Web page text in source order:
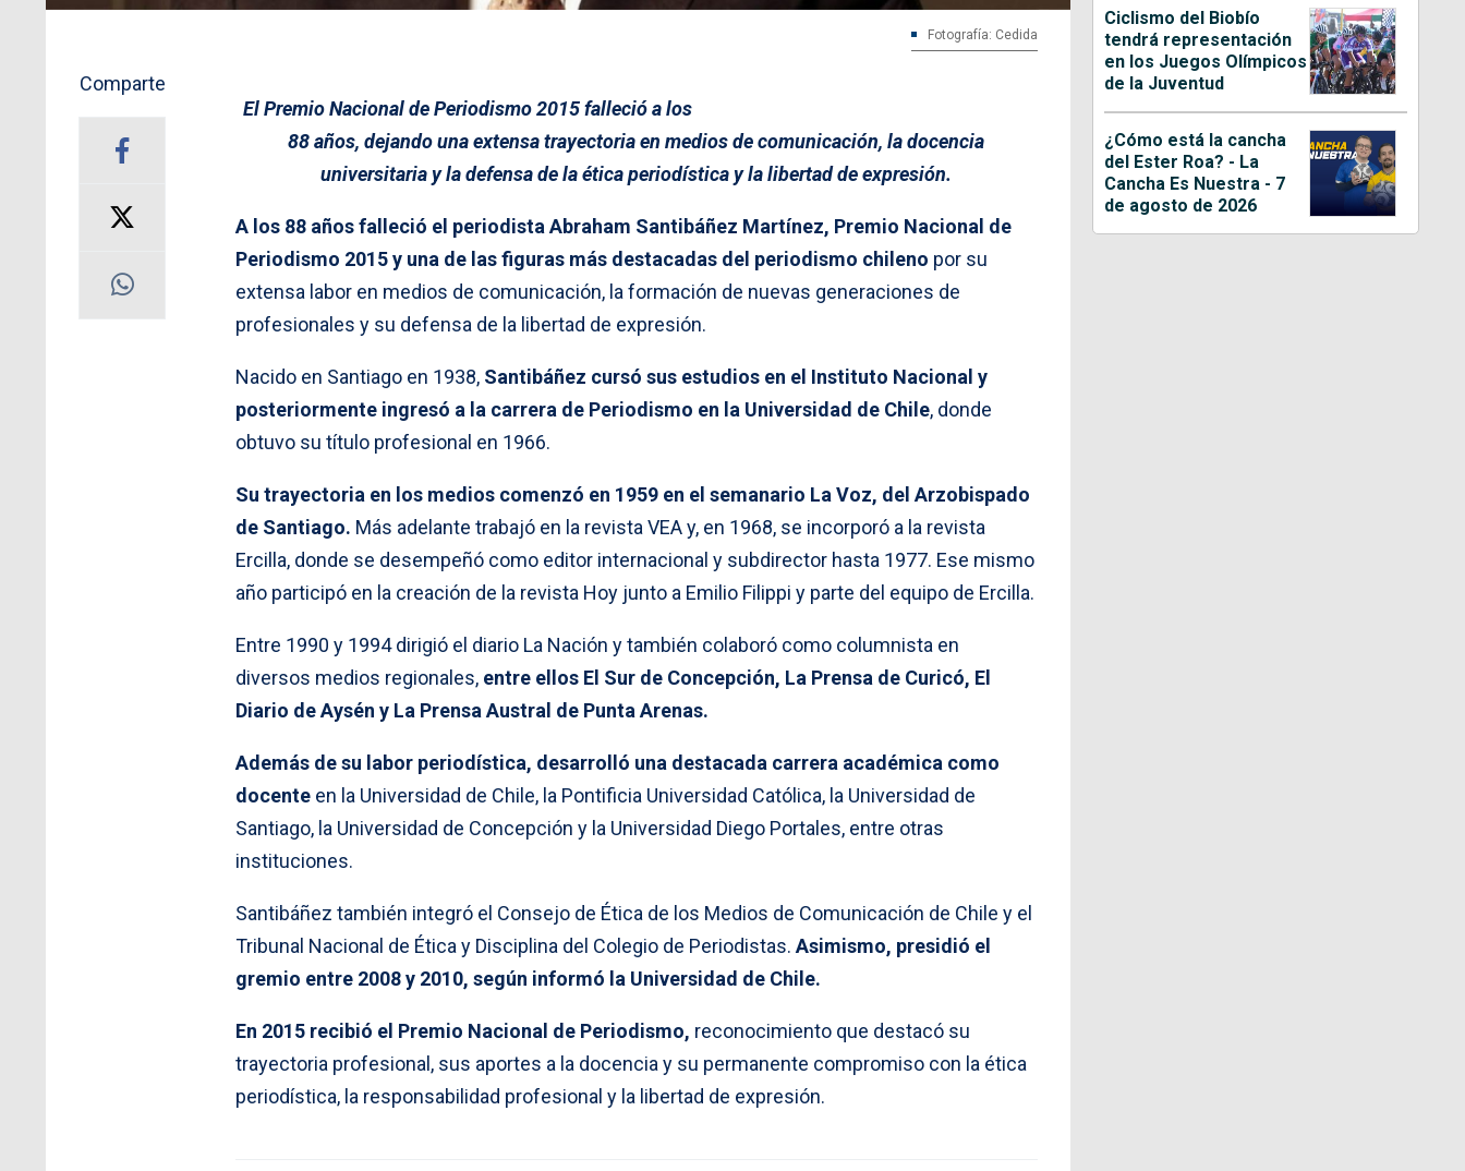
Fotografía: Cedida
Comparte
El Premio Nacional de Periodismo 2015 falleció a los
88 años, dejando una extensa trayectoria en medios de comunicación, la docencia
universitaria y la defensa de la ética periodística y la libertad de expresión.
A los 88 años falleció el periodista Abraham Santibáñez Martínez, Premio Nacional de
Periodismo 2015 y una de las figuras más destacadas del periodismo chileno por su
extensa labor en medios de comunicación, la formación de nuevas generaciones de
profesionales y su defensa de la libertad de expresión.
Nacido en Santiago en 1938, Santibáñez cursó sus estudios en el Instituto Nacional y
posteriormente ingresó a la carrera de Periodismo en la Universidad de Chile, donde
obtuvo su título profesional en 1966.
Su trayectoria en los medios comenzó en 1959 en el semanario La Voz, del Arzobispado
de Santiago. Más adelante trabajó en la revista VEA y, en 1968, se incorporó a la revista
Ercilla, donde se desempeñó como editor internacional y subdirector hasta 1977. Ese mismo
año participó en la creación de la revista Hoy junto a Emilio Filippi y parte del equipo de Ercilla.
Entre 1990 y 1994 dirigió el diario La Nación y también colaboró como columnista en
diversos medios regionales, entre ellos El Sur de Concepción, La Prensa de Curicó, El
Diario de Aysén y La Prensa Austral de Punta Arenas.
Además de su labor periodística, desarrolló una destacada carrera académica como
docente en la Universidad de Chile, la Pontificia Universidad Católica, la Universidad de
Santiago, la Universidad de Concepción y la Universidad Diego Portales, entre otras
instituciones.
Santibáñez también integró el Consejo de Ética de los Medios de Comunicación de Chile y el
Tribunal Nacional de Ética y Disciplina del Colegio de Periodistas. Asimismo, presidió el
gremio entre 2008 y 2010, según informó la Universidad de Chile.
En 2015 recibió el Premio Nacional de Periodismo, reconocimiento que destacó su
trayectoria profesional, sus aportes a la docencia y su permanente compromiso con la ética
periodística, la responsabilidad profesional y la libertad de expresión.
Ciclismo del Biobío
tendrá representación
en los Juegos Olímpicos
de la Juventud
¿Cómo está la cancha
del Ester Roa? - La
Cancha Es Nuestra - 7
de agosto de 2026